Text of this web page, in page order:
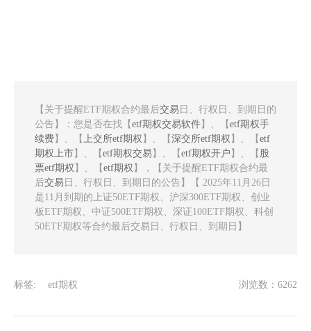
【关于提醒ETF期权合约最后交易 日、行权日、到期日的
公告】：您是否在找【 etf期权交易软件 】、【 etf期权手
续费 】、【 上交所etf期权 】、【 深交所etf期权 】、【 etf
期权上市 】、【 etf期权交易 】、【 etf期权开户 】、【 股
票etf期权 】、【 etf期权 】，【关于提醒ETF期权合约最
后交易 日、行权日、到期日的公告】【 2025年11月26日
是11月到期的上证50ETF期权、沪深300ETF期权、创业
板ETF期权、中证500ETF期权、深证100ETF期权、科创
50ETF期权等合约最后交易日、行权日、到期日】
标签: etf期权 浏览数：6262